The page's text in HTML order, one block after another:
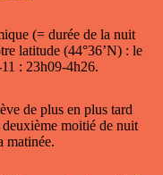
(= durée de la nuit
latitude (44°36’N) : le
: 23h09-4h26.
de plus en plus tard
moitié de nuit
matinée.